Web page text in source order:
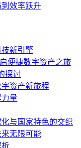
效率跃升
新引擎
便捷数字资产之旅
探讨
资产新旅程
力量
与国家特色的交织
无限可能
析